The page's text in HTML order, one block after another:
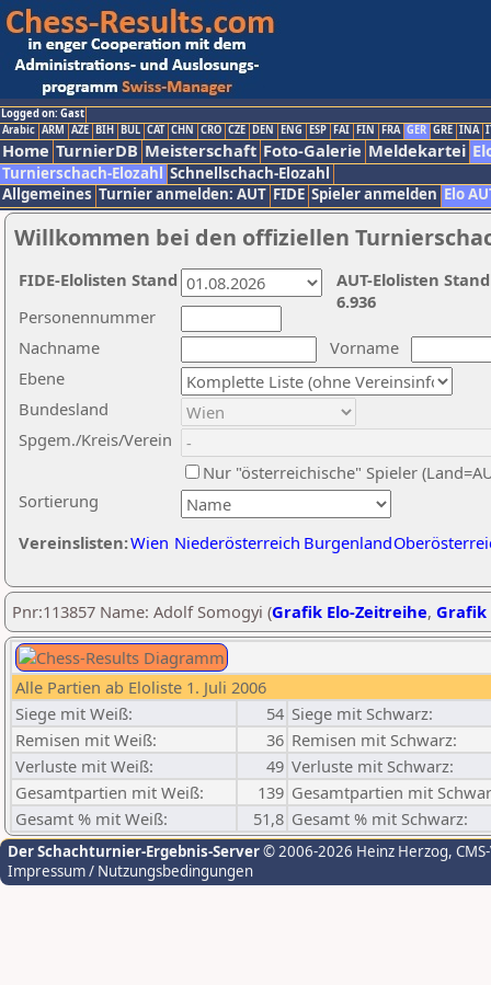
Logged on: Gast
Arabic ARM AZE BIH BUL CAT CHN CRO CZE DEN ENG ESP FAI FIN FRA GER GRE INA
Home TurnierDB Meisterschaft Foto-Galerie Meldekartei
Turnierschach-Elozahl Schnellschach-Elozahl
Allgemeines Turnier anmelden: AUT FIDE Spieler anmelden Elo
Willkommen bei den offiziellen
Nachname
Vorname
Ebene
Sortierung
Personennummer
Bundesland
Spgem./Kreis/Verein
Nur "österreichische" Spieler
Vereinslisten:Wien Niederösterreich Burgenland
AUT-Elolisten
6.936
FIDE-Elolisten Stand
Pnr:113857 Name: Adolf Somogyi (Grafik Elo-Zeitreihe, Grafik
Alle Partien ab Eloliste 1. Juli 2006
Siege mit Weiß:
54 Siege mit Schwarz:
Remisen mit Weiß:
36 Remisen mit Schwarz:
Verluste mit Weiß:
49 Verluste mit Schwarz:
Gesamtpartien mit Weiß:
139 Gesamtpartien mit
Gesamt % mit Weiß:
51,8 Gesamt % mit Schwarz:
Der Schachturnier-Ergebnis-Server© 2006-2026 Heinz Herzog,
Impressum / Nutzungsbedingungen